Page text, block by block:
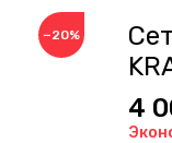
−20%
4